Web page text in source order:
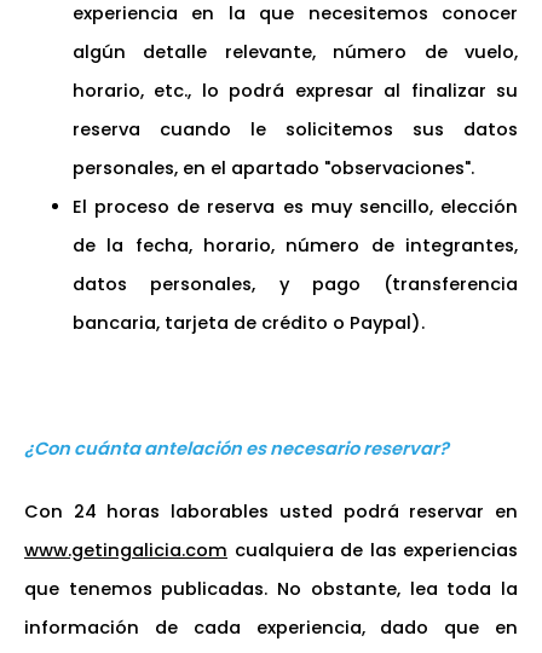
experiencia en la que necesitemos conocer
algún detalle relevante, número de vuelo,
horario, etc., lo podrá expresar al finalizar su
reserva cuando le solicitemos sus datos
personales, en el apartado "observaciones".
El proceso de reserva es muy sencillo, elección
de la fecha, horario, número de integrantes,
datos personales, y pago (transferencia
bancaria, tarjeta de crédito o Paypal).
¿Con cuánta antelación es necesario reservar?
Con 24 horas laborables usted podrá reservar en
www.getingalicia.com cualquiera de las experiencias
que tenemos publicadas. No obstante, lea toda la
información de cada experiencia, dado que en